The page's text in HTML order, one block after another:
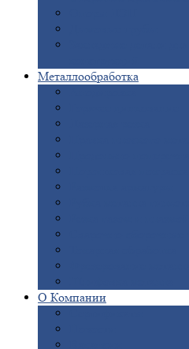
Металлообработка
О Компании